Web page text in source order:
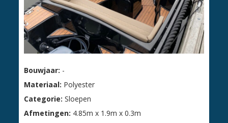
Bouwjaar: -
Materiaal: Polyester
Categorie:Sloepen
Afmetingen: 4.85m x 1.9m x 0.3m